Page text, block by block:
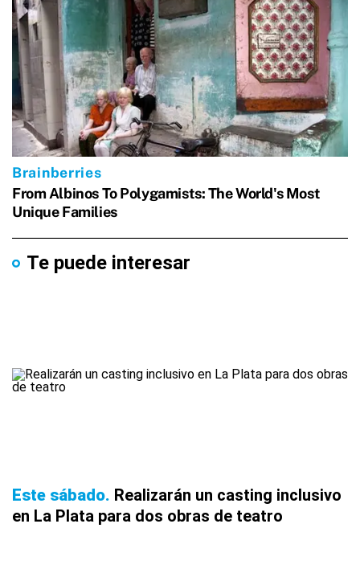
Te puede interesar
Este sábado Realizarán un casting inclusivo
en La Plata para dos obras de teatro